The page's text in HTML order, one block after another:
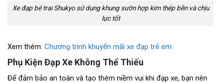
Xe đạp bé trai Shukyo sử dụng khung sườn hợp kim thép bền và chịu
lực tốt
Xem thêm: Chương trình khuyến mãi xe đạp trẻ em
Phụ Kiện Đạp Xe Không Thể Thiếu
Để đảm bảo an toàn và tạo thêm niềm vui khi đạp xe, bạn nên